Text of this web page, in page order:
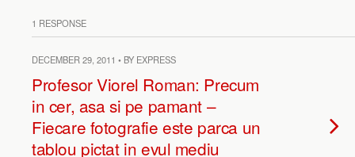
1 RESPONSE
DECEMBER 29, 2011 • BY EXPRESS
Profesor Viorel Roman: Precum
in cer, asa si pe pamant –
Fiecare fotografie este parca un
tablou pictat in evul mediu